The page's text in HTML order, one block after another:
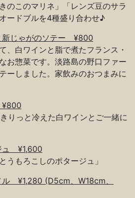
のこのマリネ」「レンズ豆のサラ
ードブルを4種盛り合わせ♪
じゃがのソテー ¥800
、白ワインと脂で煮たフランス・
お惣菜です。淡路島の野口ファー
ーしました。家飲みのおつまみに
りっと冷えた白ワインとご一緒に
ュ ¥1,600
うもろこしのポタージュ」
¥1,280 (D5cm、W18cm、